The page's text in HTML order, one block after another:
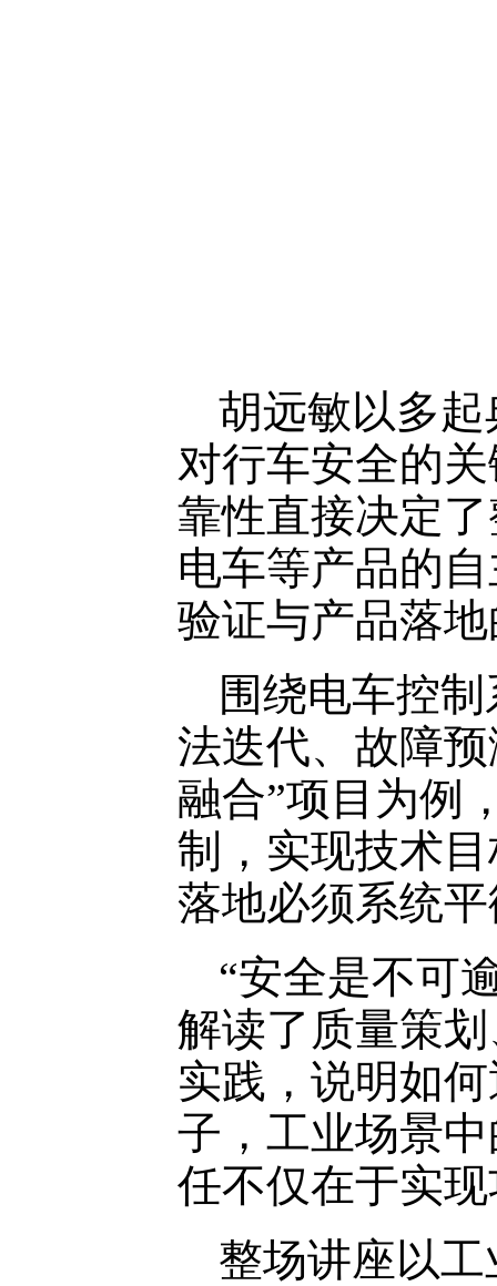
胡远敏以多
对行车安全的
靠性直接决定
电车等产品的
验证与产品落
围绕电车控
法迭代、故障
融合”项目为例
制，实现技术
落地必须系统
“安全是不可
解读了质量策
实践，说明如
子，工业场景
任不仅在于实
整场讲座以